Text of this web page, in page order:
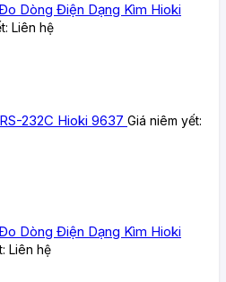
Dòng Điện Dạng Kìm Hioki
Liên hệ
232C Hioki 9637 Giá niêm yết:
Dòng Điện Dạng Kìm Hioki
Liên hệ